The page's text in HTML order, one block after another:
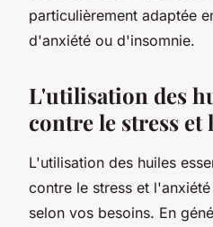
particulièrement adaptée
d'anxiété ou d'insomnie.
L'utilisation des
contre le stress et
L'utilisation des huiles
contre le stress et
selon vos besoins. En